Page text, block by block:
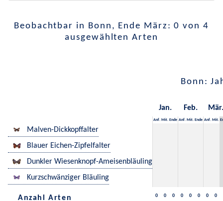
Beobachtbar in Bonn, Ende März: 0 von 4
ausgewählten Arten
Bonn:
Jan. Feb. Mär.
Anf. Mit. Ende Anf. Mit. Ende Anf. Mit.
Malven-Dickkopffalter
Blauer Eichen-Zipfelfalter
Dunkler Wiesenknopf-Ameisenbläuling
Kurzschwänziger Bläuling
Anzahl Arten 0 0 0 0 0 0 0 0